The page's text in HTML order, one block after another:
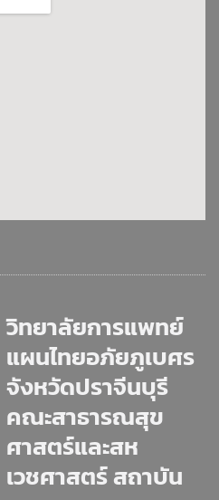
วิทยาลัยการแพทย์
แผนไทยอภัยภูเบศร
จังหวัดปราจีนบุรี
คณะสาธารณสุข
ศาสตร์และสห
เวชศาสตร์ สถาบัน